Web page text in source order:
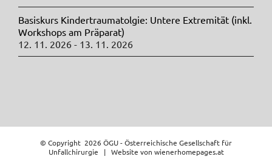
Basiskurs Kindertraumatolgie: Untere Extremität (inkl.
Workshops am Präparat)
12. 11. 2026 - 13. 11. 2026
© Copyright 2026 ÖGU - Österreichische Gesellschaft für
Unfallchirurgie | Website von wienerhomepages.at